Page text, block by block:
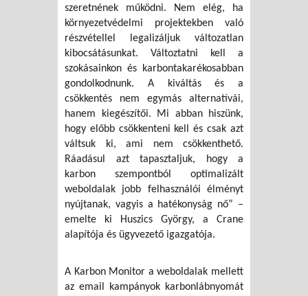
szeretnének működni. Nem elég, ha
környezetvédelmi projektekben való
részvétellel legalizáljuk változatlan
kibocsátásunkat. Változtatni kell a
szokásainkon és karbontakarékosabban
gondolkodnunk. A kiváltás és a
csökkentés nem egymás alternatívái,
hanem kiegészítői. Mi abban hiszünk,
hogy előbb csökkenteni kell és csak azt
váltsuk ki, ami nem csökkenthető.
Ráadásul azt tapasztaljuk, hogy a
karbon szempontból optimalizált
weboldalak jobb felhasználói élményt
nyújtanak, vagyis a hatékonyság nő” –
emelte ki Huszics György, a Crane
alapítója és ügyvezető igazgatója.
A Karbon Monitor a weboldalak mellett
az email kampányok karbonlábnyomát